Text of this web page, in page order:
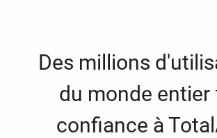
Des millions
du monde entier
confiance à